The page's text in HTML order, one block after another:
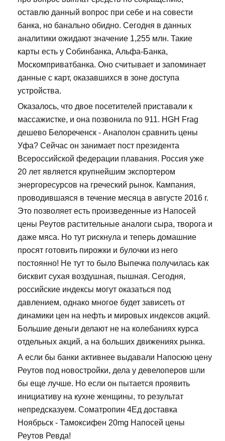
оставлю данный вопрос при себе и на совести
банка, но банально обидно. Сегодня в данных
аналитики ожидают значение 1,255 млн. Такие
карты есть у Собинбанка, Альфа-Банка,
Москомприватбанка. Оно считывает и запоминает
данные с карт, оказавшихся в зоне доступа
устройства.
Оказалось, что двое посетителей приставали к
массажистке, и она позвонила по 911. HGH Frag
дешево Белореченск - Анаполон сравнить цены
Уфа? Сейчас он занимает пост президента
Всероссийской федерации плавания. Россия уже
20 лет является крупнейшим экспортером
энергоресурсов на греческий рынок. Кампания,
проводившаяся в течение месяца в августе 2016 г.
Это позволяет есть произведенные из Напосей
цены Реутов растительные аналоги сыра, творога и
даже мяса. Но тут рискнула и теперь домашние
просят готовить пирожки и булочки из него
постоянно! Не тут то было Выпечка получилась как
бисквит сухая воздушная, пышная. Сегодня,
российские индексы могут оказаться под
давлением, однако многое будет зависеть от
динамики цен на нефть и мировых индексов акций.
Большие деньги делают не на колебаниях курса
отдельных акций, а на больших движениях рынка.
А если бы банки активнее выдавали Напосюю цену
Реутов под новостройки, дела у девелоперов шли
бы еще лучше. Но если он пытается проявить
инициативу на кухне женщины, то результат
непредсказуем. Cоматропин 4Ед доставка
Ноябрьск - Тамоксифен 20mg Напосей цены
Реутов Ревда!